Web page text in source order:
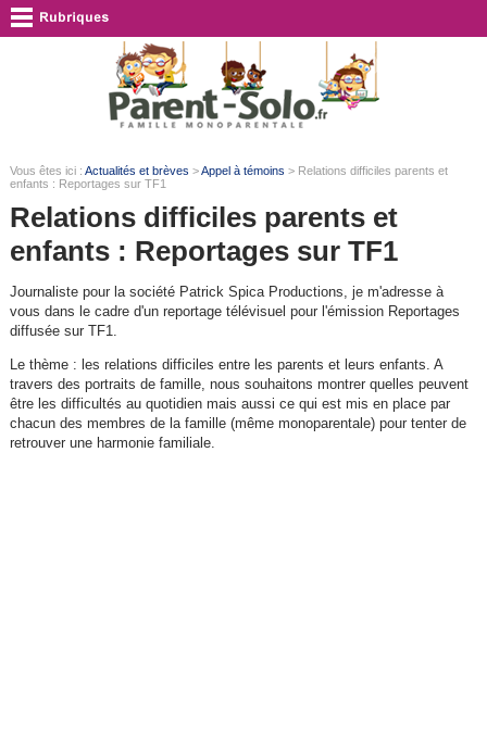
Vous êtes ici : Actualités et brèves >Appel à témoins > Relations difficiles parents et
enfants : Reportages sur TF1
Relations difficiles parents et
enfants : Reportages sur TF1
Journaliste pour la société Patrick Spica Productions, je m'adresse à
vous dans le cadre d'un reportage télévisuel pour l'émission Reportages
diffusée sur TF1.
Le thème : les relations difficiles entre les parents et leurs enfants. A
travers des portraits de famille, nous souhaitons montrer quelles peuvent
être les difficultés au quotidien mais aussi ce qui est mis en place par
chacun des membres de la famille (même monoparentale) pour tenter de
retrouver une harmonie familiale.